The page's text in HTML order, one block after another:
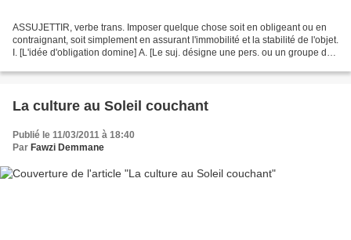
ASSUJETTIR, verbe trans. Imposer quelque chose soit en obligeant ou en
contraignant, soit simplement en assurant l'immobilité et la stabilité de l'objet.
I. [L'idée d'obligation domine] A. [Le suj. désigne une pers. ou un groupe de
La culture au Soleil couchant
Publié le 11/03/2011 à 18:40
Par Fawzi Demmane